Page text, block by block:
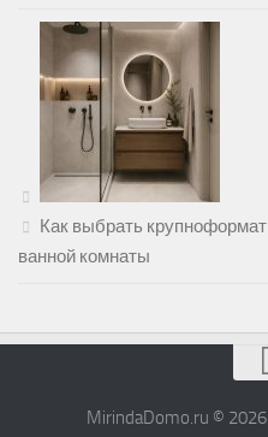
Как выбрать
ванной комнаты
MirindaDomo.ru ©